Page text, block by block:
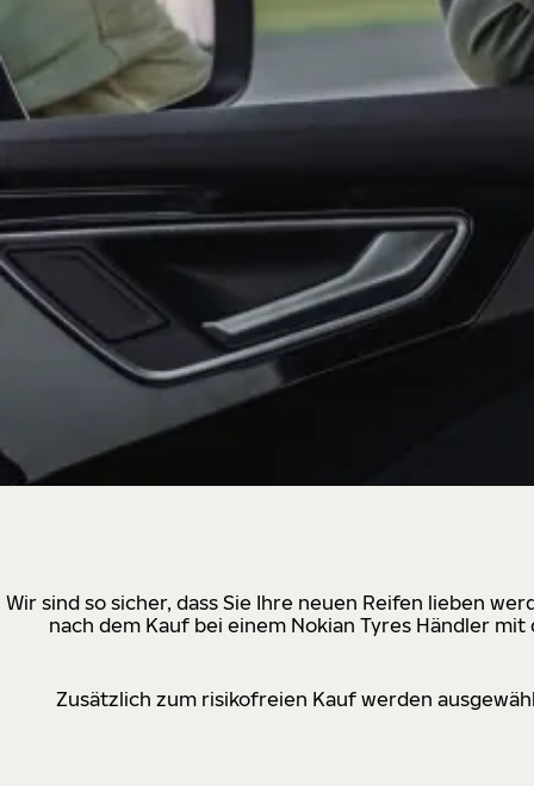
Wir sind so sicher, dass Sie Ihre neuen Reifen lieben
nach dem Kauf bei einem Nokian Tyres Händler
Zusätzlich zum risikofreien Kauf werden